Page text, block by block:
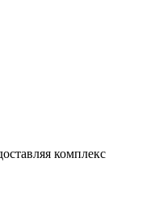
комплекс